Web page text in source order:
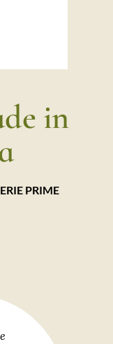
in
PRIME